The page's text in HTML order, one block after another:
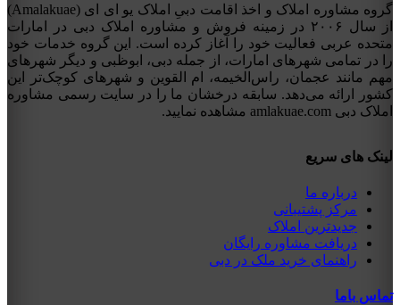
گروه مشاوره املاک و اخذ اقامت دبیِ املاک یو ای ای (Amalakuae)
از سال ۲۰۰۶ در زمینه فروش و مشاوره املاک دبی در امارات
متحده عربی فعالیت خود را آغاز کرده است. این گروه خدمات خود
را در تمامی شهرهای امارات، از جمله دبی، ابوظبی و دیگر شهرهای
مهم مانند عجمان، راس‌الخیمه، ام القوین و شهرهای کوچک‌تر این
کشور ارائه می‌دهد. سابقه درخشان ما را در سایت رسمی مشاوره
املاک دبی amlakuae.com مشاهده نمایید.
لینک های سریع
درباره ما
مرکز پشتیبانی
جدیدترین املاک
دریافت مشاوره رایگان
راهنمای خرید ملک در دبی
تماس باما